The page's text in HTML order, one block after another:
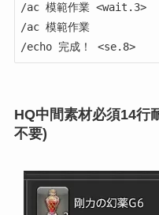
/ac 模範作業 <wait.3>
/ac 模範作業
/echo 完成！ <se.8>
HQ中間素材必須14行
不要)